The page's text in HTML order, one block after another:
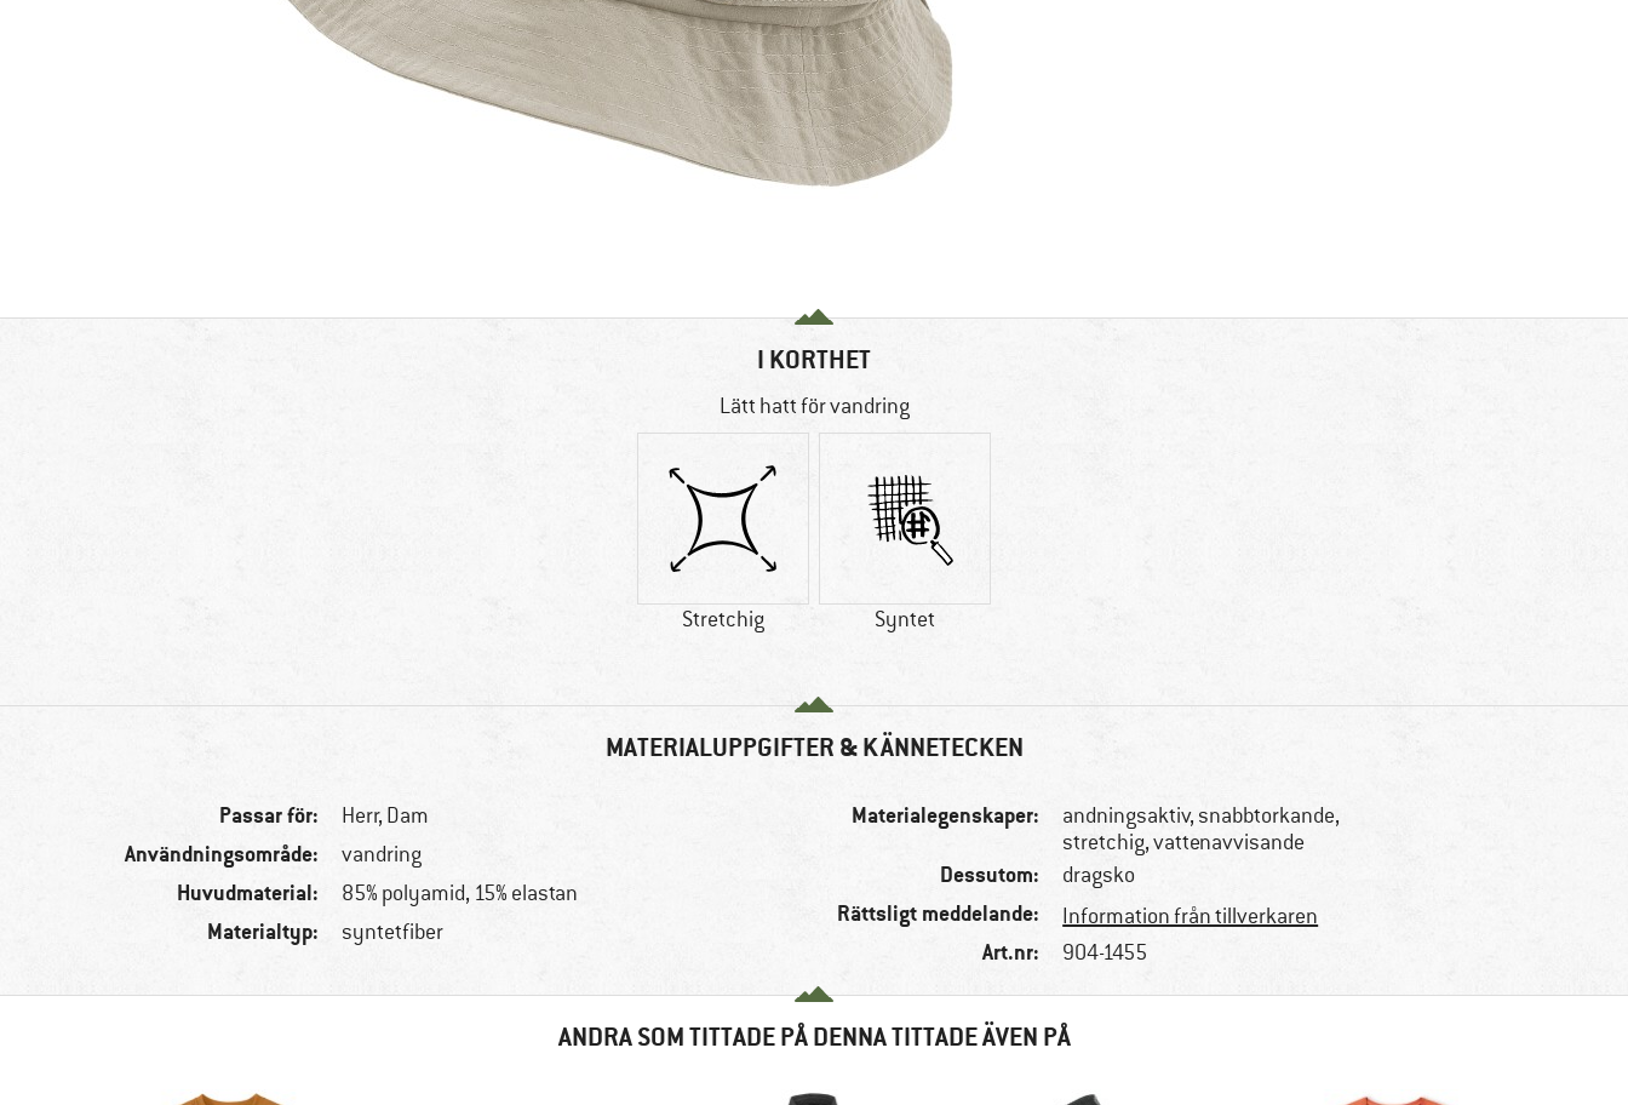
I KORTHET
Lätt hatt för vandring
Stretchig Syntet
MATERIALUPPGIFTER & KÄNNETECKEN
Passar för: Herr, Dam
Användningsområde: vandring
Huvudmaterial: 85% polyamid, 15% elastan
Materialtyp: syntetfiber
Materialegenskaper:
andningsaktiv, snabbtorkande,
stretchig, vattenavvisande
Dessutom: dragsko
Rättsligt meddelande: Information från tillverkaren
Art.nr: 904-1455
ANDRA SOM TITTADE PÅ DENNA TITTADE ÄVEN PÅ